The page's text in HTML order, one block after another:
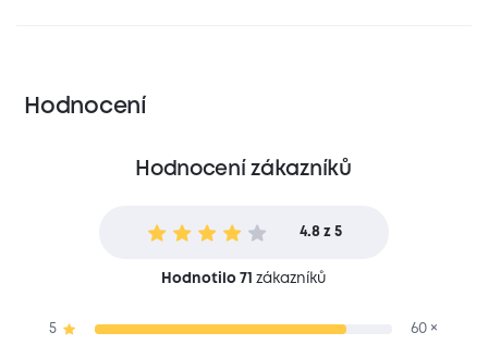
Hodnocení
Hodnocení zákazníků
4.8 z 5
Hodnotilo 71 zákazníků
5 60 ×